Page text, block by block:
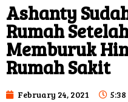
Ashanty
Rumah
Memburuk
Rumah Sakit
February 24, 2021